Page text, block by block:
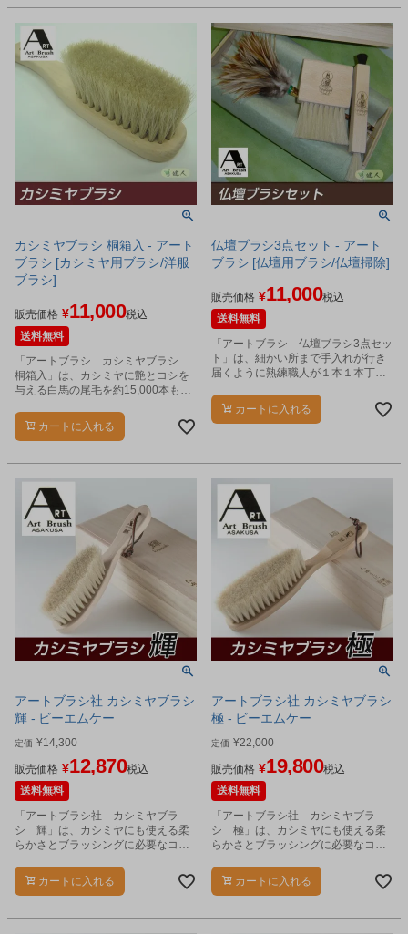
カシミヤブラシ 桐箱入 - アート
ブラシ [カシミヤ用ブラシ/洋服
ブラシ]
販売価格 ¥11,000税込
送料無料
「アートブラシ カシミヤブラシ
桐箱入」は、カシミヤに艶とコシを
与える白馬の尾毛を約15,000本も植
カートに入れる
仏壇ブラシ3点セット - アート
ブラシ [仏壇用ブラシ/仏壇掃除]
販売価格 ¥11,000税込
送料無料
「アートブラシ 仏壇ブラシ3点セッ
ト」は、細かい所まで手入れが行き
届くように熟練職人が１本１本丁寧
す。
カートに入れる
アートブラシ社 カシミヤブラシ
輝 - ビーエムケー
定価 ¥14,300
販売価格 ¥12,870税込
送料無料
「アートブラシ社 カシミヤブラ
シ 輝」は、カシミヤにも使える柔
らかさとブラッシングに必要なコシ
高級ブラシです。
カートに入れる
アートブラシ社 カシミヤブラシ
極 - ビーエムケー
定価 ¥22,000
販売価格 ¥19,800税込
送料無料
「アートブラシ社 カシミヤブラ
シ 極」は、カシミヤにも使える柔
らかさとブラッシングに必要なコシ
高級ブラシです。
カートに入れる